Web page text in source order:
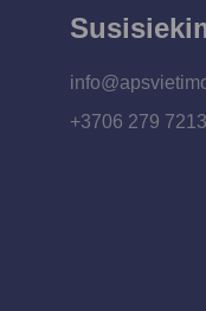
+3706 279 7213